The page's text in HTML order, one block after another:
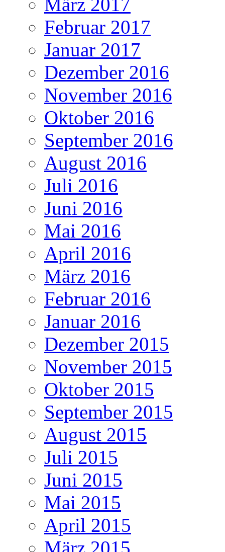
Februar 2017
Januar 2017
Dezember 2016
November 2016
Oktober 2016
September 2016
August 2016
Juli 2016
Juni 2016
Mai 2016
April 2016
März 2016
Februar 2016
Januar 2016
Dezember 2015
November 2015
Oktober 2015
September 2015
August 2015
Juli 2015
Juni 2015
Mai 2015
April 2015
März 2015